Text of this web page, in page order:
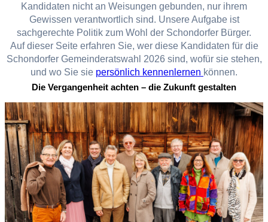
Kandidaten nicht an Weisungen gebunden, nur ihrem
Gewissen verantwortlich sind. Unsere Aufgabe ist
sachgerechte Politik zum Wohl der Schondorfer Bürger.
Auf dieser Seite erfahren Sie, wer diese Kandidaten für die
Schondorfer Gemeinderatswahl 2026 sind, wofür sie stehen,
und wo Sie sie persönlich kennenlernen können.
Die Vergangenheit achten – die Zukunft gestalten